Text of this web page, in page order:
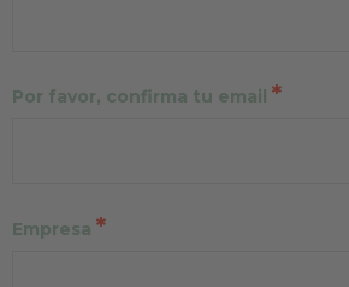
Por favor, confirma tu email *
Empresa *